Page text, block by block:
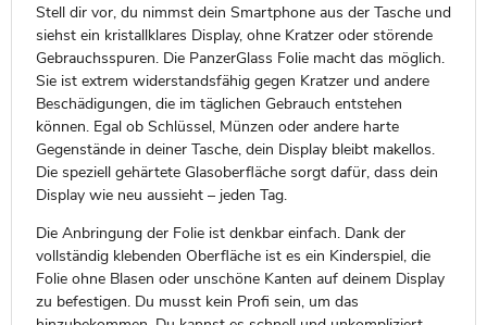
Stell dir vor, du nimmst dein Smartphone aus der Tasche und
siehst ein kristallklares Display, ohne Kratzer oder störende
Gebrauchsspuren. Die PanzerGlass Folie macht das möglich.
Sie ist extrem widerstandsfähig gegen Kratzer und andere
Beschädigungen, die im täglichen Gebrauch entstehen
können. Egal ob Schlüssel, Münzen oder andere harte
Gegenstände in deiner Tasche, dein Display bleibt makellos.
Die speziell gehärtete Glasoberfläche sorgt dafür, dass dein
Display wie neu aussieht – jeden Tag.
Die Anbringung der Folie ist denkbar einfach. Dank der
vollständig klebenden Oberfläche ist es ein Kinderspiel, die
Folie ohne Blasen oder unschöne Kanten auf deinem Display
zu befestigen. Du musst kein Profi sein, um das